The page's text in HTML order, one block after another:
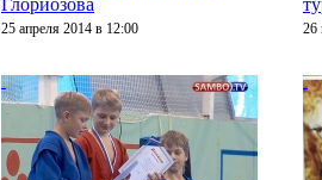
25 апреля 2014 в 12:00 26